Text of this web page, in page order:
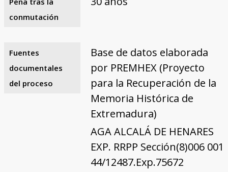
conmutación
Fuentes
documentales
del proceso
Base de datos elaborada
por PREMHEX (Proyecto
para la Recuperación de la
Memoria Histórica de
Extremadura)
AGA ALCALÁ DE HENARES
EXP. RRPP Sección(8)006 001
44/12487.Exp.75672